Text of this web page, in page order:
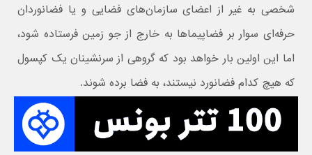
شخصی به غیر از اعضای سازمان‌های فضایی و یا فضانوردان
حرفه‌ای سوار بر فضاپیماها به خارج از جو زمین فرستاده شود،
اما این اولین بار خواهد بود که گروهی از سرنشینان یک کپسول
که هیچ کدام فضانورد نیستند، به فضا برده شوند.